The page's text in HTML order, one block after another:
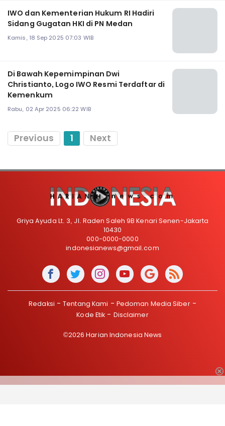
IWO dan Kementerian Hukum RI Hadiri
Sidang Gugatan HKI di PN Medan
Kamis, 18 Sep 2025 07:03 WIB
Di Bawah Kepemimpinan Dwi
Christianto, Logo IWO Resmi Terdaftar di
Kemenkum
Rabu, 02 Apr 2025 06:22 WIB
Previous 1 Next
Griya Ayuda Lt. 3, Jl. Raden Saleh 9B Kenari Senen-Jakarta
10430
000-0000-0000
indonesianews@gmail.com
Redaksi Tentang Kami
Pedoman Media Siber
Kode Etik
Disclaimer
©2026 Harian Indonesia News